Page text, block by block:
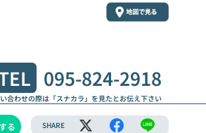
095-824-2918
合わせの際は「スナカラ」を見たとお伝え下さい
る SHARE